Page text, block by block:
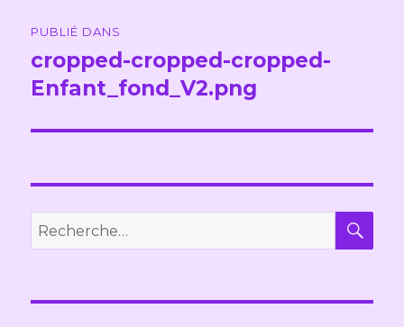
de
l’article
PUBLIÉ DANS
cropped-cropped-cropped-
Enfant_fond_V2.png
Recherche
pour :